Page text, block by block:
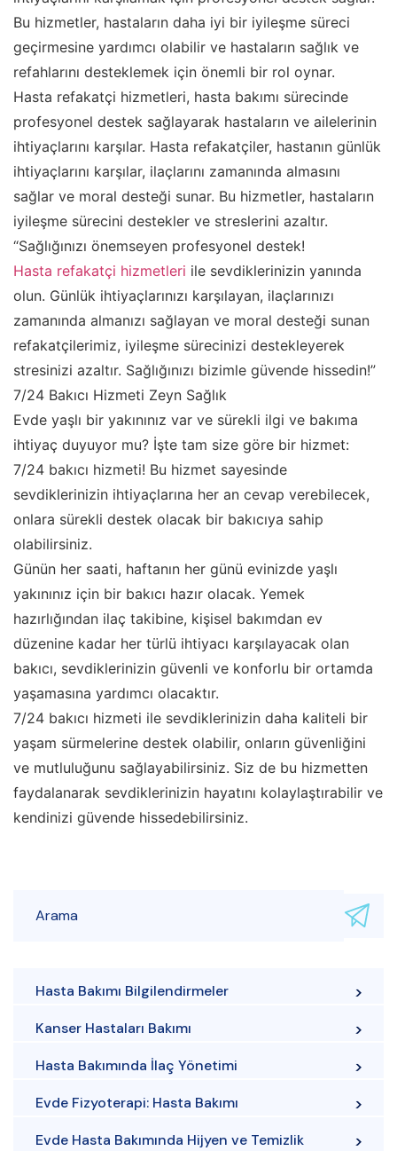
Bu hizmetler, hastaların daha iyi bir iyileşme süreci
geçirmesine yardımcı olabilir ve hastaların sağlık ve
refahlarını desteklemek için önemli bir rol oynar.
Hasta refakatçi hizmetleri, hasta bakımı sürecinde
profesyonel destek sağlayarak hastaların ve ailelerinin
ihtiyaçlarını karşılar. Hasta refakatçiler, hastanın günlük
ihtiyaçlarını karşılar, ilaçlarını zamanında almasını
sağlar ve moral desteği sunar. Bu hizmetler, hastaların
iyileşme sürecini destekler ve streslerini azaltır.
“Sağlığınızı önemseyen profesyonel destek!
Hasta refakatçi hizmetleri ile sevdiklerinizin yanında
olun. Günlük ihtiyaçlarınızı karşılayan, ilaçlarınızı
zamanında almanızı sağlayan ve moral desteği sunan
refakatçilerimiz, iyileşme sürecinizi destekleyerek
stresinizi azaltır. Sağlığınızı bizimle güvende hissedin!”
7/24 Bakıcı Hizmeti Zeyn Sağlık
Evde yaşlı bir yakınınız var ve sürekli ilgi ve bakıma
ihtiyaç duyuyor mu? İşte tam size göre bir hizmet:
7/24 bakıcı hizmeti! Bu hizmet sayesinde
sevdiklerinizin ihtiyaçlarına her an cevap verebilecek,
onlara sürekli destek olacak bir bakıcıya sahip
olabilirsiniz.
Günün her saati, haftanın her günü evinizde yaşlı
yakınınız için bir bakıcı hazır olacak. Yemek
hazırlığından ilaç takibine, kişisel bakımdan ev
düzenine kadar her türlü ihtiyacı karşılayacak olan
bakıcı, sevdiklerinizin güvenli ve konforlu bir ortamda
yaşamasına yardımcı olacaktır.
7/24 bakıcı hizmeti ile sevdiklerinizin daha kaliteli bir
yaşam sürmelerine destek olabilir, onların güvenliğini
ve mutluluğunu sağlayabilirsiniz. Siz de bu hizmetten
faydalanarak sevdiklerinizin hayatını kolaylaştırabilir ve
kendinizi güvende hissedebilirsiniz.
Hasta Bakımı Bilgilendirmeler
Kanser Hastaları Bakımı
Hasta Bakımında İlaç Yönetimi
Evde Fizyoterapi: Hasta Bakımı
Evde Hasta Bakımında Hijyen ve Temizlik